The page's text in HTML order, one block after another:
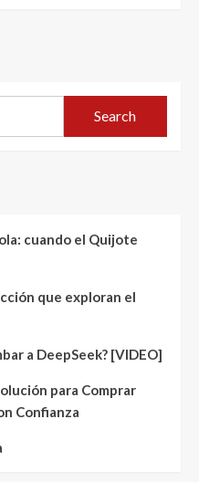
Search
cuando el Quijote
que exploran el
a DeepSeek? [VIDEO]
para Comprar
Confianza